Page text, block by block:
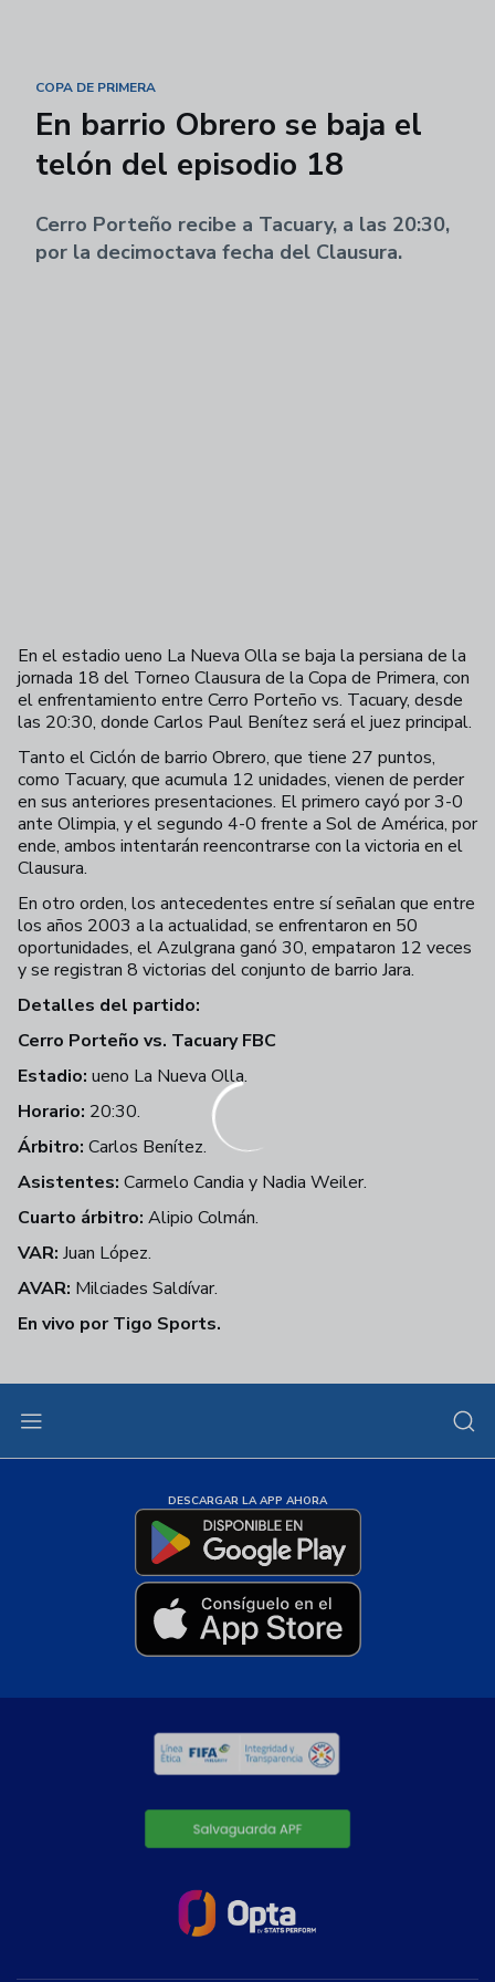
COPA DE PRIMERA
En barrio Obrero se baja el
telón del episodio 18
Cerro Porteño recibe a Tacuary, a las 20:30,
por la decimoctava fecha del Clausura.
En el estadio ueno La Nueva Olla se baja la persiana de la
jornada 18 del Torneo Clausura de la Copa de Primera, con
el enfrentamiento entre Cerro Porteño vs. Tacuary, desde
las 20:30, donde Carlos Paul Benítez será el juez principal.
Tanto el Ciclón de barrio Obrero, que tiene 27 puntos,
como Tacuary, que acumula 12 unidades, vienen de perder
en sus anteriores presentaciones. El primero cayó por 3-0
ante Olimpia, y el segundo 4-0 frente a Sol de América, por
ende, ambos intentarán reencontrarse con la victoria en el
Clausura.
En otro orden, los antecedentes entre sí señalan que entre
los años 2003 a la actualidad, se enfrentaron en 50
oportunidades, el Azulgrana ganó 30, empataron 12 veces
y se registran 8 victorias del conjunto de barrio Jara.
Detalles del partido:
Cerro Porteño vs. Tacuary FBC
Estadio: ueno La Nueva Olla.
Horario: 20:30.
Árbitro: Carlos Benítez.
Asistentes: Carmelo Candia y Nadia Weiler.
Cuarto árbitro: Alipio Colmán.
VAR: Juan López.
AVAR: Milciades Saldívar.
En vivo por Tigo Sports.
DESCARGAR LA APP AHORA